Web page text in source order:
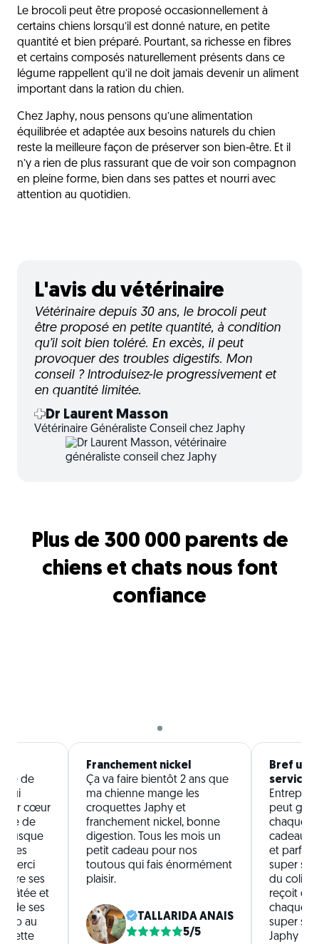
Le brocoli peut être proposé occasionnellement à
certains chiens lorsqu’il est donné nature, en petite
quantité et bien préparé. Pourtant, sa richesse en fibres
et certains composés naturellement présents dans ce
légume rappellent qu’il ne doit jamais devenir un aliment
important dans la ration du chien.
Chez Japhy, nous pensons qu’une alimentation
équilibrée et adaptée aux besoins naturels du chien
reste la meilleure façon de préserver son bien-être. Et il
n’y a rien de plus rassurant que de voir son compagnon
en pleine forme, bien dans ses pattes et nourri avec
attention au quotidien.
L'avis du vétérinaire
Vétérinaire depuis 30 ans, le brocoli peut
être proposé en petite quantité, à condition
qu’il soit bien toléré. En excès, il peut
provoquer des troubles digestifs. Mon
conseil ? Introduisez-le progressivement et
en quantité limitée.
Dr Laurent Masson
Vétérinaire Généraliste Conseil chez Japhy
Plus de 300 000 parents de
chiens et chats nous font
confiance
de
qui
leur cœur
de
Jusque
merci
ses
pâtée et
de ses
up au
Franchement nickel
Ça va faire bientôt 2 ans que
ma chienne mange les
croquettes Japhy et
franchement nickel, bonne
digestion. Tous les mois un
petit cadeau pour nos
toutous qui fais énormément
plaisir.
TALLARIDA ANAIS
5/5
Bref un
service!
peut
chaque
cadeaux
et parfois
super
du colis
reçoit
chaque
super
Japhy 😃